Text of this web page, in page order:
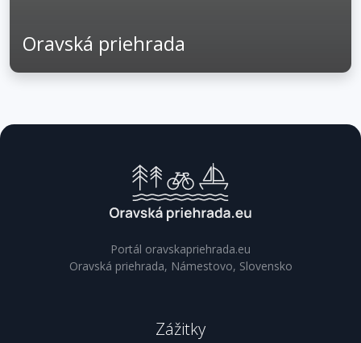
Oravská priehrada
Portál oravskapriehrada.eu
Oravská priehrada, Námestovo, Slovensko
Zážitky